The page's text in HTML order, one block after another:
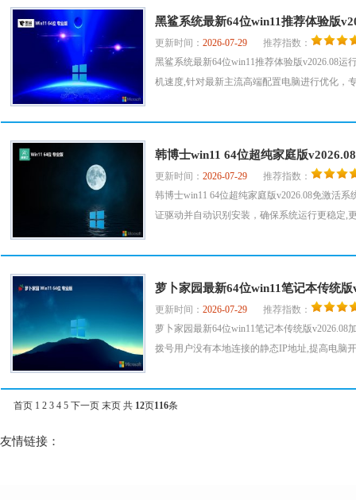
黑鲨系统最新64位win11推荐体验版
更新时间： 2026-07-29
推荐指数：
黑鲨系统最新64位win11推荐体验版v2026.08
机速度,针对最新主流高端配置电脑进行优化，
韩博士win11 64位超纯家庭版
更新时间： 2026-07-29
推荐指数：
韩博士win11 64位超纯家庭版v2026.08免激活
证驱动并自动识别安装，确保系统运行更稳定,
萝卜家园最新64位win11笔记本传统版
更新时间： 2026-07-29
推荐指数：
萝卜家园最新64位win11笔记本传统版
拨号用户没有本地连接的静态IP地址,提高电脑
首页 1 2 3 4 5 下一页 末页 共 12页116条
友情链接：